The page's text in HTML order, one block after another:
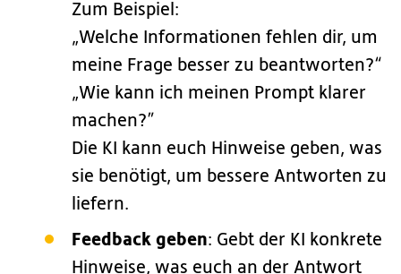
Zum Beispiel:
„Welche Informationen fehlen dir, um
meine Frage besser zu beantworten?“
„Wie kann ich meinen Prompt klarer
machen?”
Die KI kann euch Hinweise geben, was
sie benötigt, um bessere Antworten zu
liefern.
Feedback geben: Gebt der KI konkrete
Hinweise, was euch an der Antwort